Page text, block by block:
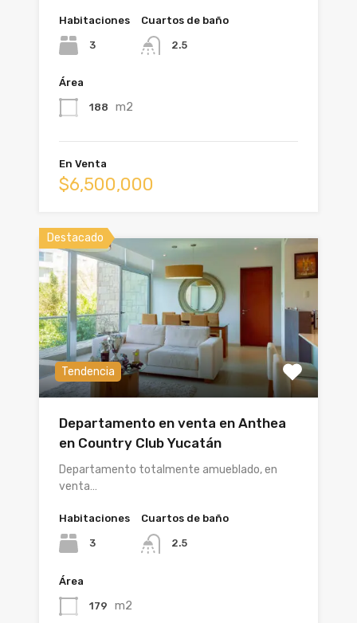
Habitaciones
3
Cuartos de baño
2.5
Área
188 m2
En Venta
$6,500,000
Destacado
Tendencia
Departamento en venta en Anthea
en Country Club Yucatán
Departamento totalmente amueblado, en
venta…
Habitaciones
3
Cuartos de baño
2.5
Área
179 m2